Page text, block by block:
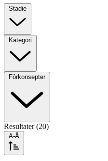
Stadie
Kategori
Fôrkonsepter
Resultater (20)
A-Å